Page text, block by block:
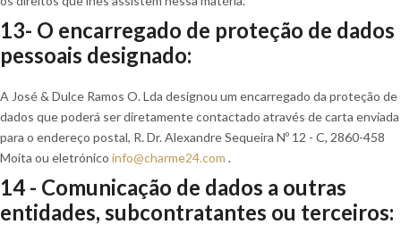
13- O encarregado de proteção de dados
pessoais designado:
A José & Dulce Ramos O. Lda designou um encarregado da proteção de
dados que poderá ser diretamente contactado através de carta enviada
para o endereço postal, R. Dr. Alexandre Sequeira Nº 12 - C, 2860-458
Moita ou eletrónico info@charme24.com .
14 - Comunicação de dados a outras
entidades, subcontratantes ou terceiros: